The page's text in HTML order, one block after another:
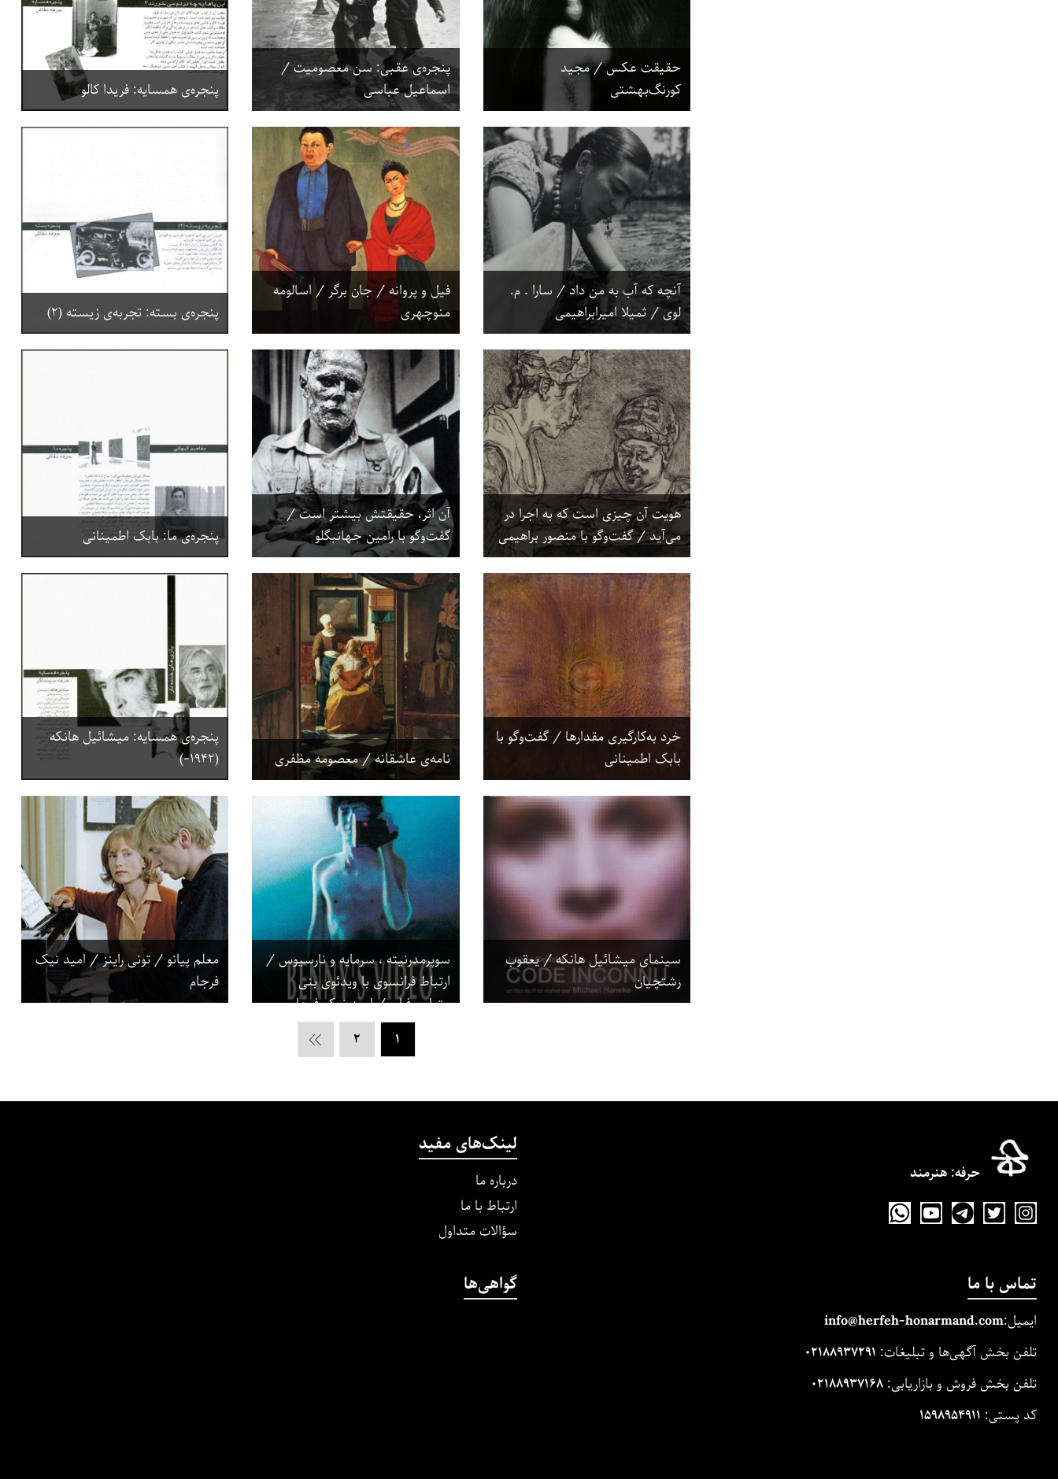
حقیقت عکس / مجید
کورنگ‌بهشتی
پنجره‌ی عقبی: سن معصومیت /
اسماعیل عباسی
پنجره‌ی همسایه: فریدا کالو
آنچه که آب به من داد / سارا . م.
لوی / ثمیلا امیرابراهیمی
فیل و پروانه / جان برگر / اسالومه
منوچهری
پنجره‌ی بسته: تجربه‌ی زیسته (۲)
هویت آن چیزی است که به اجرا در
می‌آید / گفت‌وگو با منصور براهیمی
آن اثر، حقیقتش بیشتر است /
گفت‌وگو با رامین جهانبگلو
پنجره‌ی ما: بابک اطمینانی
خرد به‌کارگیری مقدارها / گفت‌وگو با
بابک اطمینانی
نامه‌ی عاشقانه / معصومه مظفری
پنجره‌ی همسایه: میشائیل هانکه
(۱۹۴۲-)
سینمای میشائیل هانکه / یعقوب
رشتچیان
سوپرمدرنیته ، سرمایه و نارسیوس /
ارتباط فرانسوی با ویدئوی بنی
متیاس فرای / امید نیک فرجام
معلم پیانو / تونی راینز / امید نیک
فرجام
۱ ۲
حرفه‌: هنرمند
لینک‌های مفید
درباره ما
ارتباط با ما
سؤالات متداول
تماس با ما
ایمیل: info@herfeh-honarmand.com
تلفن بخش آگهی‌ها و تبلیغات:
تلفن بخش فروش و بازاریابی:
کد پستی:
گواهی‌ها